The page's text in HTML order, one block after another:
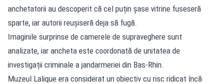
anchetatorii au descoperit că cel puțin șase vitrine fuseseră
sparte, iar autorii reușiseră deja să fugă.
Imaginile surprinse de camerele de supraveghere sunt
analizate, iar ancheta este coordonată de unitatea de
investigații criminale a jandarmeriei din Bas-Rhin.
Muzeul Lalique era considerat un obiectiv cu risc ridicat încă